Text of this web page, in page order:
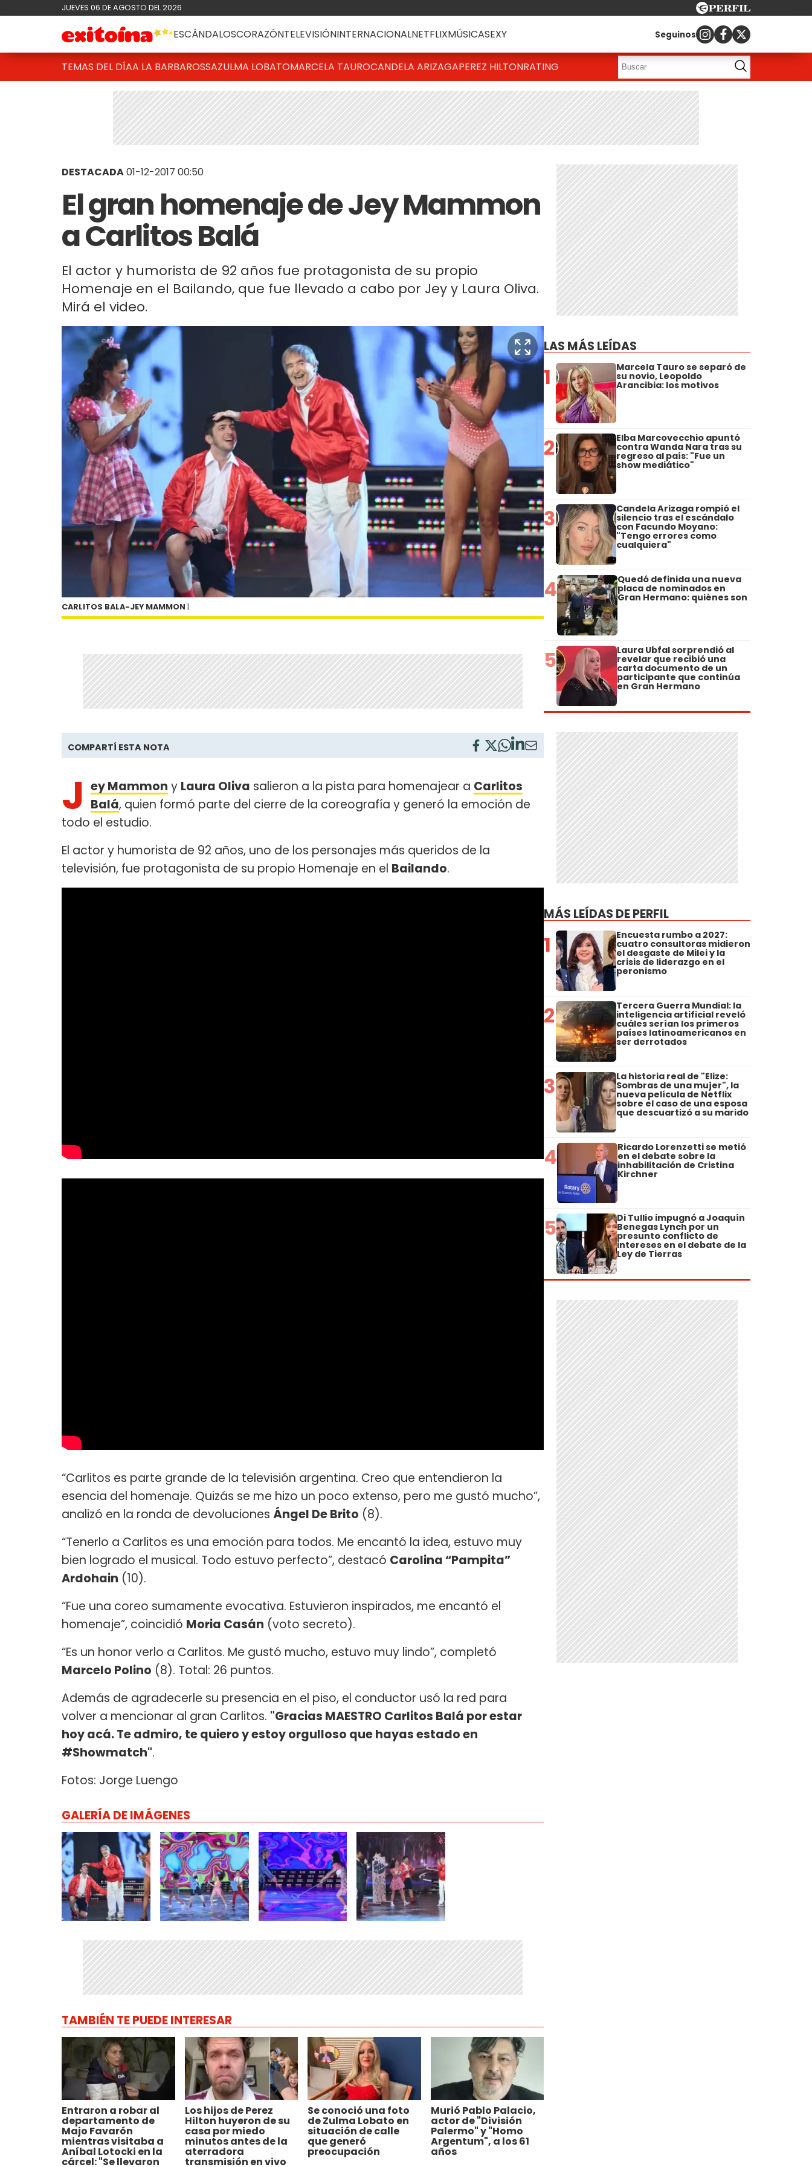
JUEVES 06 DE AGOSTO DEL 2026
ESCÁNDALOSCORAZÓNTELEVISIÓNINTERNACIONALNETFLIXMÚSICASEXY Seguinos
TEMAS DEL DÍAA LA BARBAROSSAZULMA LOBATOMARCELA TAUROCANDELA ARIZAGAPEREZ HILTONRATING
DESTACADA01-12-2017 00:50
El gran homenaje de Jey Mammon
a Carlitos Balá
El actor y humorista de 92 años fue protagonista de su propio
Homenaje en el Bailando, que fue llevado a cabo por Jey y Laura Oliva.
Mirá el video.
CARLITOS BALA-JEY MAMMON |
COMPARTÍ ESTA NOTA
J ey Mammon y Laura Oliva salieron a la pista para homenajear a Carlitos
Balá, quien formó parte del cierre de la coreografía y generó la emoción de
todo el estudio.
El actor y humorista de 92 años, uno de los personajes más queridos de la
televisión, fue protagonista de su propio Homenaje en el Bailando.
“Carlitos es parte grande de la televisión argentina. Creo que entendieron la
esencia del homenaje. Quizás se me hizo un poco extenso, pero me gustó mucho”,
analizó en la ronda de devoluciones Ángel De Brito (8).
“Tenerlo a Carlitos es una emoción para todos. Me encantó la idea, estuvo muy
bien logrado el musical. Todo estuvo perfecto”, destacó Carolina “Pampita”
Ardohain (10).
“Fue una coreo sumamente evocativa. Estuvieron inspirados, me encantó el
homenaje”, coincidió Moria Casán (voto secreto).
“Es un honor verlo a Carlitos. Me gustó mucho, estuvo muy lindo”, completó
Marcelo Polino (8). Total: 26 puntos.
Además de agradecerle su presencia en el piso, el conductor usó la red para
volver a mencionar al gran Carlitos. "Gracias MAESTRO Carlitos Balá por estar
hoy acá. Te admiro, te quiero y estoy orgulloso que hayas estado en
#Showmatch".
Fotos: Jorge Luengo
GALERÍA DE IMÁGENES
TAMBIÉN TE PUEDE INTERESAR
Entraron a robar al
departamento de
Majo Favarón
mientras visitaba a
Aníbal Lotocki en la
cárcel: "Se llevaron
Los hijos de Perez
Hilton huyeron de su
casa por miedo
minutos antes de la
aterradora
transmisión en vivo
Se conoció una foto
de Zulma Lobato en
situación de calle
que generó
preocupación
Murió Pablo Palacio,
actor de "División
Palermo" y "Homo
Argentum", a los 61
años
LAS MÁS LEÍDAS
1 Marcela Tauro se separó de
su novio, Leopoldo
Arancibia: los motivos
2 Elba Marcovecchio apuntó
contra Wanda Nara tras su
regreso al país: "Fue un
show mediático"
3 Candela Arizaga rompió el
silencio tras el escándalo
con Facundo Moyano:
"Tengo errores como
cualquiera"
4 Quedó definida una nueva
placa de nominados en
Gran Hermano: quiénes son
5 Laura Ubfal sorprendió al
revelar que recibió una
carta documento de un
participante que continúa
en Gran Hermano
MÁS LEÍDAS DE PERFIL
1 Encuesta rumbo a 2027:
cuatro consultoras midieron
el desgaste de Milei y la
crisis de liderazgo en el
peronismo
2 Tercera Guerra Mundial: la
inteligencia artificial reveló
cuáles serían los primeros
países latinoamericanos en
ser derrotados
3 La historia real de "Elize:
Sombras de una mujer", la
nueva película de Netflix
sobre el caso de una esposa
que descuartizó a su marido
4 Ricardo Lorenzetti se metió
en el debate sobre la
inhabilitación de Cristina
Kirchner
5 Di Tullio impugnó a Joaquín
Benegas Lynch por un
presunto conflicto de
intereses en el debate de la
Ley de Tierras